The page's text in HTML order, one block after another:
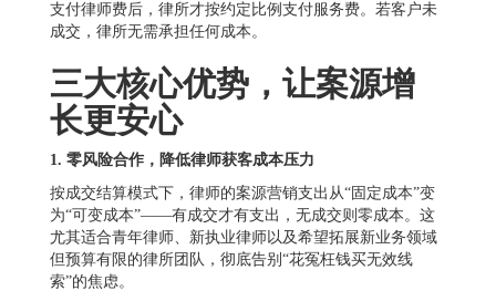
支付律师费后，律所才按约定比例支付服务费。若客户未
成交，律所无需承担任何成本。
三大核心优势，让案源增
长更安心
1. 零风险合作，降低律师获客成本压力
按成交结算模式下，律师的案源营销支出从“固定成本”变
为“可变成本”——有成交才有支出，无成交则零成本。这
尤其适合青年律师、新执业律师以及希望拓展新业务领域
但预算有限的律所团队，彻底告别“花冤枉钱买无效线
索”的焦虑。